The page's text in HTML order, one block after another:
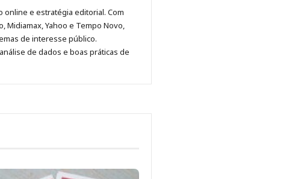
no
Pinterest
no
LinkedIn
no
Instagram
no
Facebook
online e estratégia editorial. Com
Midiamax, Yahoo e Tempo Novo,
de interesse público.
de dados e boas práticas de